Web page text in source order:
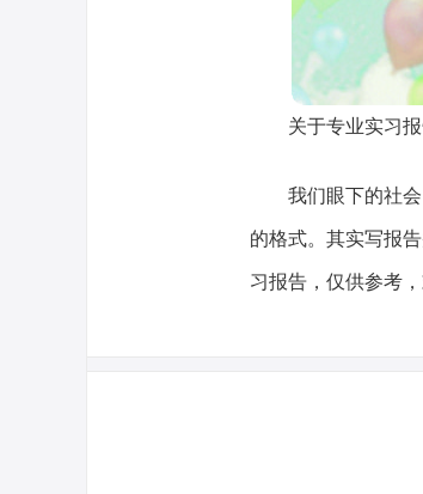
关于专业实习
我们眼下的社
的格式。其实写报
习报告，仅供参考，